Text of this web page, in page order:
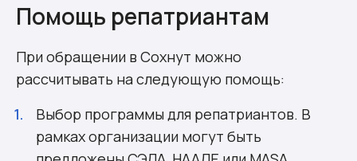
Помощь репатриантам
При обращении в Сохнут можно
рассчитывать на следующую помощь:
Выбор программы для репатриантов. В
рамках организации могут быть